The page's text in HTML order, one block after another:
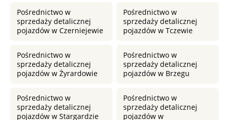
Pośrednictwo w
sprzedaży detalicznej
pojazdów w Czerniejewie
Pośrednictwo w
sprzedaży detalicznej
pojazdów w Tczewie
Pośrednictwo w
sprzedaży detalicznej
pojazdów w Żyrardowie
Pośrednictwo w
sprzedaży detalicznej
pojazdów w Brzegu
Pośrednictwo w
sprzedaży detalicznej
pojazdów w Stargardzie
Pośrednictwo w
sprzedaży detalicznej
pojazdów w